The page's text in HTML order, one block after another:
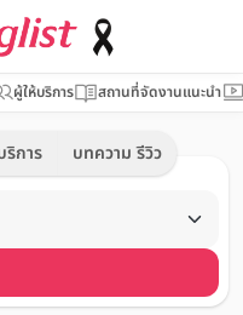
ผู้ให้บริการ สถานที่จัดงานแนะนำ
ริการ บทความ รีวิว